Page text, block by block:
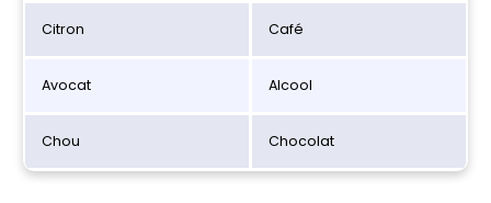
Citron Café
Avocat Alcool
Chou Chocolat